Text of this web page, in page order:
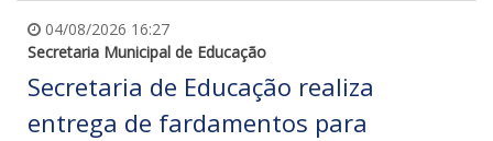
04/08/2026 16:27
Secretaria Municipal de Educação
Secretaria de Educação realiza
entrega de fardamentos para